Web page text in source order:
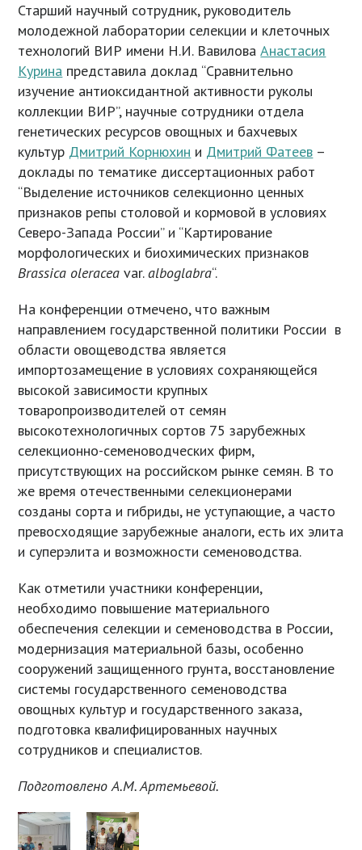
Старший научный сотрудник, руководитель
молодежной лаборатории селекции и клеточных
технологий ВИР имени Н.И. ВавиловаАнастасия
Курина представила доклад “Сравнительно
изучение антиоксидантной активности руколы
коллекции ВИР”, научные сотрудники отдела
генетических ресурсов овощных и бахчевых
культур Дмитрий Корнюхин и Дмитрий Фатеев –
доклады по тематике диссертационных работ
“Выделение источников селекционно ценных
признаков репы столовой и кормовой в условиях
Северо-Запада России” и “Картирование
морфологических и биохимических признаков
Brassica oleracea var.alboglabra“.
На конференции отмечено, что важным
направлением государственной политики России в
области овощеводства является
импортозамещение в условиях сохраняющейся
высокой зависимости крупных
товаропроизводителей от семян
высокотехнологичных сортов 75 зарубежных
селекционно-семеноводческих фирм,
присутствующих на российском рынке семян. В то
же время отечественными селекционерами
созданы сорта и гибриды, не уступающие, а часто
превосходящие зарубежные аналоги, есть их элита
и суперэлита и возможности семеноводства.
Как отметили участники конференции,
необходимо повышение материального
обеспечения селекции и семеноводства в России,
модернизация материальной базы, особенно
сооружений защищенного грунта, восстановление
системы государственного семеноводства
овощных культур и государственного заказа,
подготовка квалифицированных научных
сотрудников и специалистов.
Подготовлено А.М. Артемьевой.